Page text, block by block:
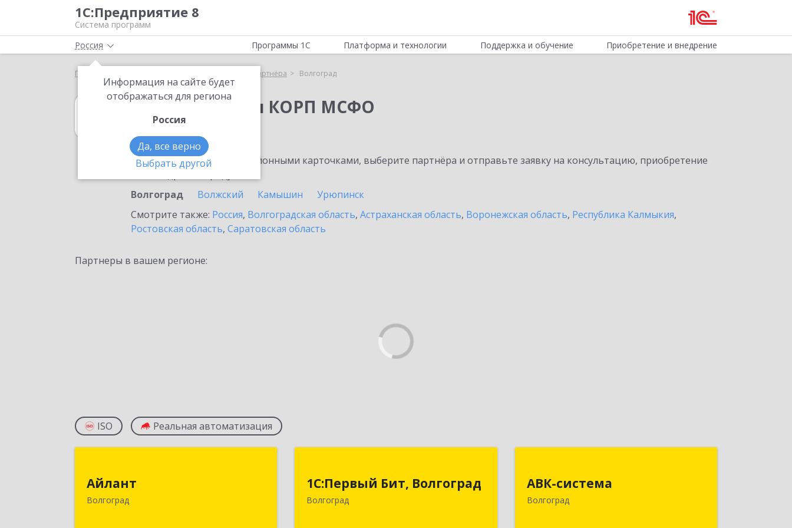
1С:Предприятие 8
Система программ
Россия
Информация на сайте будет
отображаться для региона
Россия
Да, все верно
Выбрать другой
Программы 1С Платформа и технологии Поддержка и обучение Приобретение и внедрение
Главная Выбор партнёра Волгоград
1С:Бухгалтерия КОРП МСФО
в Волгограде
Ознакомьтесь с информационными карточками, выберите партнёра и отправьте заявку на консультацию, приобретение
Волгоград
Волжский Камышин
Урюпинск
Смотрите также: Россия, Волгоградская область, Астраханская область, Воронежская область, Республика Калмыкия,
Ростовская область, Саратовская область
Партнеры в вашем регионе:
ISO Реальная автоматизация
Айлант
Волгоград
г, им Канунникова ул, дом № 11А
1С:Первый Бит, Волгоград
Волгоград
400005, Волгоградская обл, Волгоград
г, 7-й Гвардейской ул, дом № 12
АВК-система
Волгоград
г, Коммунистическая ул, дом № 21